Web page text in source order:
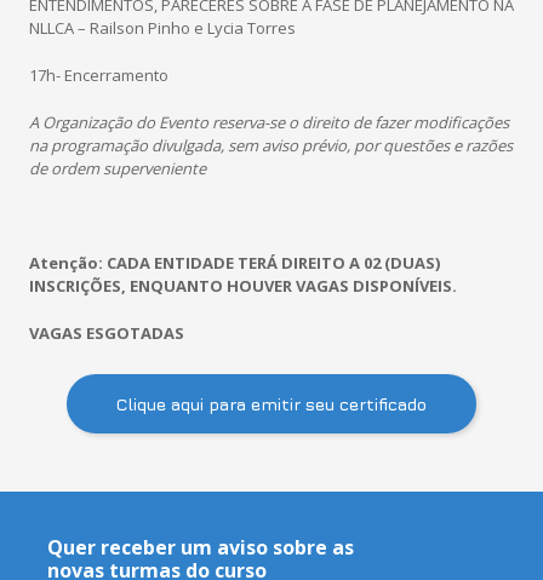
ENTENDIMENTOS, PARECERES SOBRE A FASE DE PLANEJAMENTO NA
NLLCA – Railson Pinho e Lycia Torres
17h- Encerramento
A Organização do Evento reserva-se o direito de fazer modificações
na programação divulgada, sem aviso prévio, por questões e razões
de ordem superveniente
Atenção: CADA ENTIDADE TERÁ DIREITO A 02 (DUAS)
INSCRIÇÕES, ENQUANTO HOUVER VAGAS DISPONÍVEIS.
VAGAS ESGOTADAS
Clique aqui para emitir seu certificado
Quer receber um aviso sobre as
novas turmas do curso